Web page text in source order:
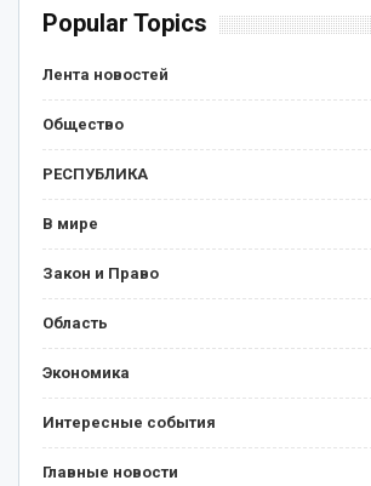
Popular Topics
Лента новостей
Общество
РЕСПУБЛИКА
В мире
Закон и Право
Область
Экономика
Интересные события
Главные новости